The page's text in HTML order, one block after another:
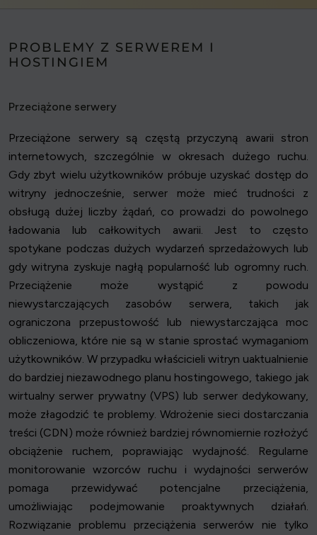
PROBLEMY Z SERWEREM I
HOSTINGIEM
Przeciążone serwery
Przeciążone serwery są częstą przyczyną awarii stron
internetowych, szczególnie w okresach dużego ruchu.
Gdy zbyt wielu użytkowników próbuje uzyskać dostęp do
witryny jednocześnie, serwer może mieć trudności z
obsługą dużej liczby żądań, co prowadzi do powolnego
ładowania lub całkowitych awarii. Jest to często
spotykane podczas dużych wydarzeń sprzedażowych lub
gdy witryna zyskuje nagłą popularność lub ogromny ruch.
Przeciążenie może wystąpić z powodu
niewystarczających zasobów serwera, takich jak
ograniczona przepustowość lub niewystarczająca moc
obliczeniowa, które nie są w stanie sprostać wymaganiom
użytkowników. W przypadku właścicieli witryn uaktualnienie
do bardziej niezawodnego planu hostingowego, takiego jak
wirtualny serwer prywatny (VPS) lub serwer dedykowany,
może złagodzić te problemy. Wdrożenie sieci dostarczania
treści (CDN) może również bardziej równomiernie rozłożyć
obciążenie ruchem, poprawiając wydajność. Regularne
monitorowanie wzorców ruchu i wydajności serwerów
pomaga przewidywać potencjalne przeciążenia,
umożliwiając podejmowanie proaktywnych działań.
Rozwiązanie problemu przeciążenia serwerów nie tylko